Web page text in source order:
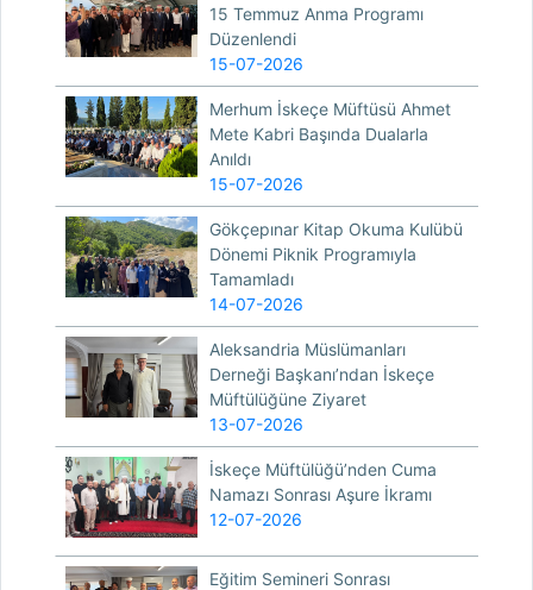
15 Temmuz Anma Programı
Düzenlendi
15-07-2026
Merhum İskeçe Müftüsü Ahmet
Mete Kabri Başında Dualarla
Anıldı
15-07-2026
Gökçepınar Kitap Okuma Kulübü
Dönemi Piknik Programıyla
Tamamladı
14-07-2026
Aleksandria Müslümanları
Derneği Başkanı’ndan İskeçe
Müftülüğüne Ziyaret
13-07-2026
İskeçe Müftülüğü’nden Cuma
Namazı Sonrası Aşure İkramı
12-07-2026
Eğitim Semineri Sonrası